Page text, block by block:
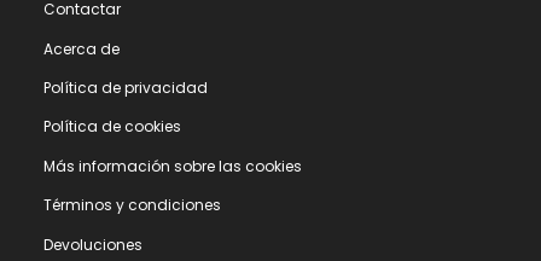
Contactar
Acerca de
Polí­tica de privacidad
Polí­tica de cookies
Más información sobre las cookies
Términos y condiciones
Devoluciones